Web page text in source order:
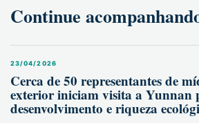
Continue
23/04/2026
Cerca de 50 representantes de
exterior iniciam visita a Yunnan
desenvolvimento e riqueza